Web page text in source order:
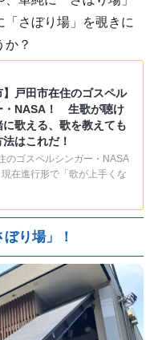
さぼり場」を覗きに
か？
】戸田市在住のゴスペル
・NASA！ 生歌が聴け
に歌える、歌を教えても
はこれだ！
のゴスペルシンガー・NASA
在進行形で「歌が上手くな
り場」！